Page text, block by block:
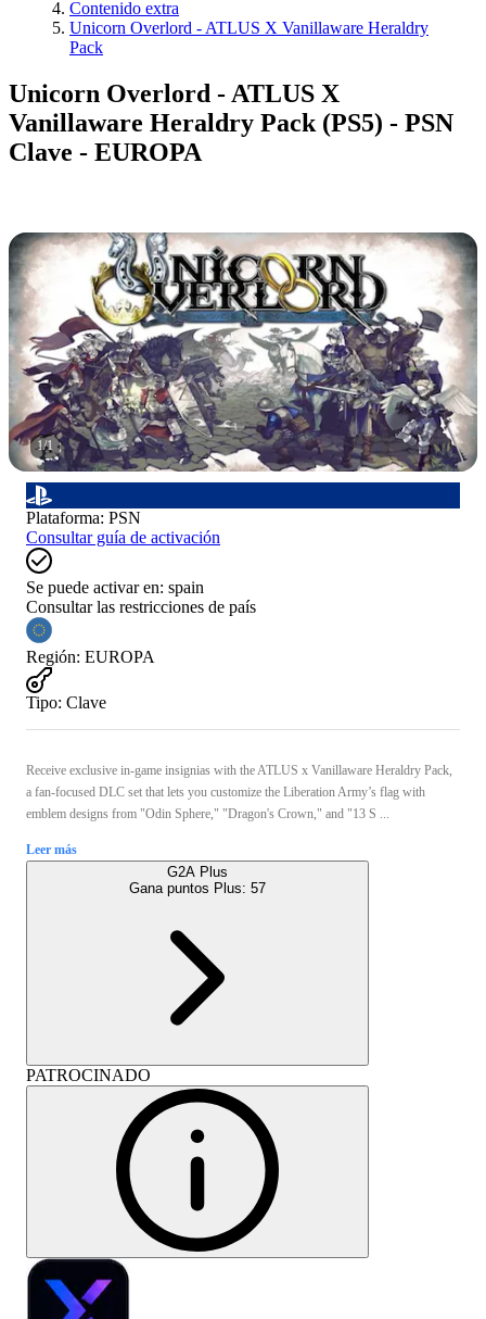
Contenido extra
Unicorn Overlord - ATLUS X Vanillaware Heraldry
Pack
Unicorn Overlord - ATLUS X
Vanillaware Heraldry Pack (PS5) - PSN
Clave - EUROPA
1/1
Plataforma: PSN
Consultar guía de activación
Se puede activar en: spain
Consultar las restricciones de país
Región: EUROPA
Tipo: Clave
Receive exclusive in-game insignias with the ATLUS x Vanillaware Heraldry Pack,
a fan-focused DLC set that lets you customize the Liberation Army’s flag with
emblem designs from "Odin Sphere," "Dragon's Crown," and "13 S ...
Leer más
G2A Plus
Gana puntos Plus: 57
PATROCINADO